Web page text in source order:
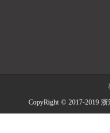
CopyRight © 2017-2019